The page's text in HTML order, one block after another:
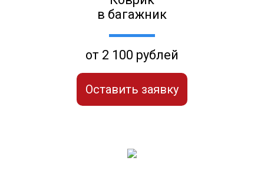
в багажник
от 2 100 рублей
Оставить заявку